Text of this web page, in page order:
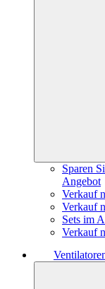
Sparen
Angebot
Verkauf
Verkauf
Sets im
Verkauf